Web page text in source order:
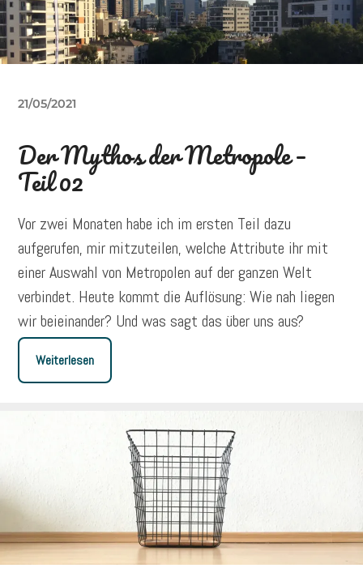
21/05/2021
Der Mythos der Metropole –
Teil 02
Vor zwei Monaten habe ich im ersten Teil dazu
aufgerufen, mir mitzuteilen, welche Attribute ihr mit
einer Auswahl von Metropolen auf der ganzen Welt
verbindet. Heute kommt die Auflösung: Wie nah liegen
wir beieinander? Und was sagt das über uns aus?
Weiterlesen